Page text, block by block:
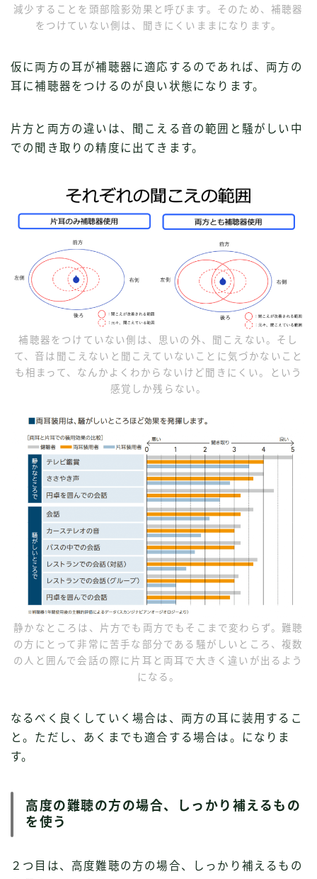
減少することを頭部陰影効果と呼びます。そのため、補聴器
をつけていない側は、聞きにくいままになります。
仮に両方の耳が補聴器に適応するのであれば、両方の
耳に補聴器をつけるのが良い状態になります。
片方と両方の違いは、聞こえる音の範囲と騒がしい中
での聞き取りの精度に出てきます。
補聴器をつけていない側は、思いの外、聞こえない。そし
て、音は聞こえないと聞こえていないことに気づかないこと
も相まって、なんかよくわからないけど聞きにくい。という
感覚しか残らない。
静かなところは、片方でも両方でもそこまで変わらず。難聴
の方にとって非常に苦手な部分である騒がしいところ、複数
の人と囲んで会話の際に片耳と両耳で大きく違いが出るよう
になる。
なるべく良くしていく場合は、両方の耳に装用するこ
と。ただし、あくまでも適合する場合は。になりま
す。
高度の難聴の方の場合、しっかり補えるもの
を使う
２つ目は、高度難聴の方の場合、しっかり補えるもの